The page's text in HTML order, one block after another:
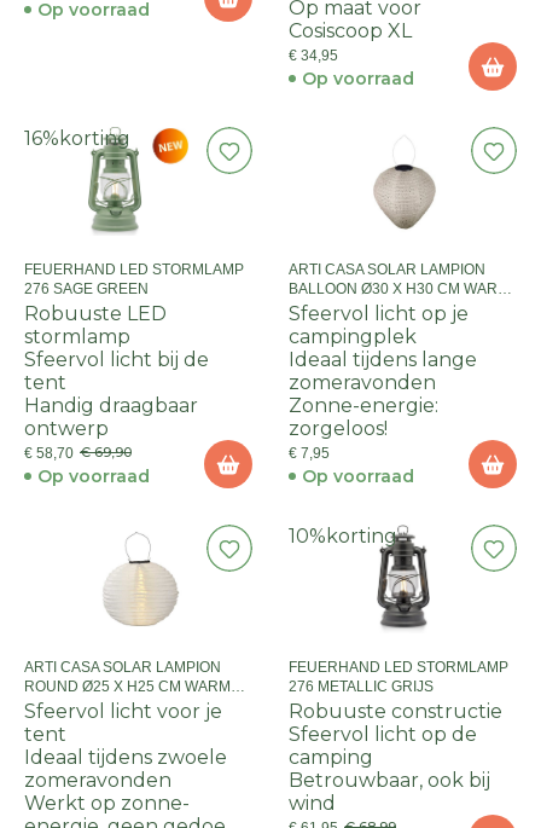
Op voorraad
Op maat voor
Cosiscoop XL
€ 34,95
Op voorraad
16% korting
FEUERHAND LED STORMLAMP
276 SAGE GREEN
Robuuste LED
stormlamp
Sfeervol licht bij de
tent
Handig draagbaar
ontwerp
€ 58,70 € 69,90
Op voorraad
ARTI CASA SOLAR LAMPION
BALLOON Ø30 X H30 CM WARM
WIT LED
Sfeervol licht op je
campingplek
Ideaal tijdens lange
zomeravonden
Zonne-energie:
zorgeloos!
€ 7,95
Op voorraad
ARTI CASA SOLAR LAMPION
ROUND Ø25 X H25 CM WARM
WIT LED
Sfeervol licht voor je
tent
Ideaal tijdens zwoele
zomeravonden
Werkt op zonne-
10% korting
FEUERHAND LED STORMLAMP
276 METALLIC GRIJS
Robuuste constructie
Sfeervol licht op de
camping
Betrouwbaar, ook bij
wind